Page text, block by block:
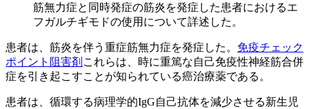
筋無力症と同時発症の筋炎を発症した患者におけるエ
フガルチギモドの使用について詳述した。
患者は、筋炎を伴う重症筋無力症を発症した。 免疫チェック
ポイント阻害剤 これらは、時に重篤な自己免疫性神経筋合併
症を引き起こすことが知られている癌治療薬である。
患者は、循環する病理学的IgG自己抗体を減少させる新生児